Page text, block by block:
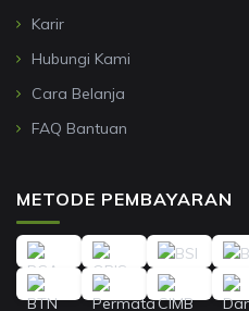
Karir
Hubungi Kami
Cara Belanja
FAQ Bantuan
METODE PEMBAYARAN